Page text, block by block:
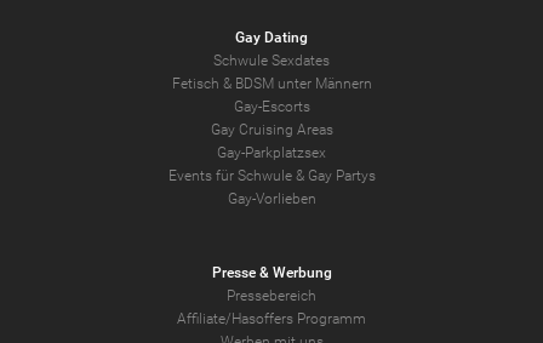
Gay Dating
Schwule Sexdates
Fetisch & BDSM unter Männern
Gay-Escorts
Gay Cruising Areas
Gay-Parkplatzsex
Events für Schwule & Gay Partys
Gay-Vorlieben
Presse & Werbung
Pressebereich
Affiliate/Hasoffers Programm